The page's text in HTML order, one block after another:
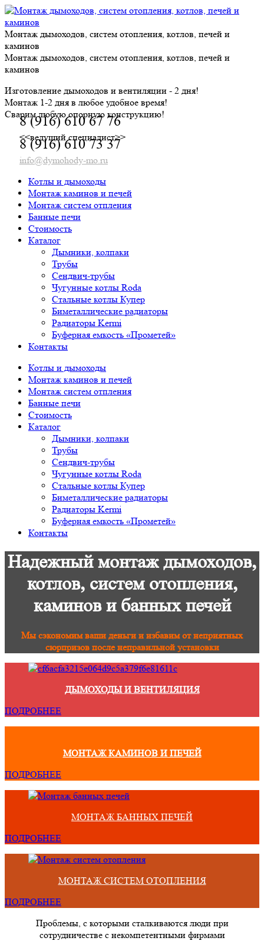
Skip
to
content
Монтаж дымоходов, систем отопления, котлов, печей и
каминов
Монтаж дымоходов, систем отопления, котлов, печей и
каминов
Изготовление дымоходов и вентиляции - 2 дня!
Монтаж 1-2 дня в любое удобное время!
Сварим любую опорную конструкцию!
8 (916) 610 67 76
<<ведущий специалист>>
8 (916) 610 73 37
info@dymohody-mo.ru
Котлы и дымоходы
Монтаж каминов и печей
Монтаж систем отпления
Банные печи
Стоимость
Каталог
Дымники, колпаки
Трубы
Сендвич-трубы
Чугунные котлы Roda
Стальные котлы Купер
Биметаллические радиаторы
Радиаторы Kermi
Буферная емкость «Прометей»
Контакты
Котлы и дымоходы
Монтаж каминов и печей
Монтаж систем отпления
Банные печи
Стоимость
Каталог
Дымники, колпаки
Трубы
Сендвич-трубы
Чугунные котлы Roda
Стальные котлы Купер
Биметаллические радиаторы
Радиаторы Kermi
Буферная емкость «Прометей»
Контакты
Надежный монтаж дымоходов,
котлов, систем отопления,
каминов и банных печей
Мы сэкономим ваши деньги и избавим от неприятных
сюрпризов после неправильной установки
ДЫМОХОДЫ И ВЕНТИЛЯЦИЯ
ПОДРОБНЕЕ
МОНТАЖ КАМИНОВ И ПЕЧЕЙ
ПОДРОБНЕЕ
МОНТАЖ БАННЫХ ПЕЧЕЙ
ПОДРОБНЕЕ
МОНТАЖ СИСТЕМ ОТОПЛЕНИЯ
ПОДРОБНЕЕ
Проблемы, с которыми сталкиваются люди при
сотрудничестве с некомпетентными фирмами